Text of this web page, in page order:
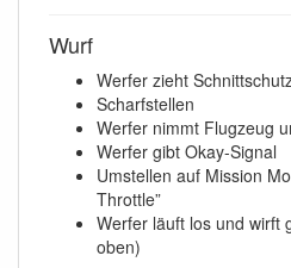
Wurf
Werfer zieht
Scharfstellen
Werfer nimmt Flugzeug
Werfer gibt Okay-Signal
Umstellen auf Mission
Throttle”
Werfer läuft los und wirft
oben)